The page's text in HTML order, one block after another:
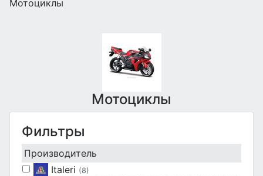
Мотоциклы
Мотоциклы
Фильтры
Производитель
Italeri (8)